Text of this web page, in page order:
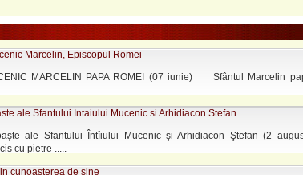
Marcelin, Episcopul Romei
MARCELIN PAPA ROMEI (07 iunie) Sfântul Marcelin
ale Sfantului Intaiului Mucenic si Arhidiacon Stefan
ale Sfantului Întîiului Mucenic şi Arhidiacon Ştefan (2
cu pietre .....
cunoasterea de sine